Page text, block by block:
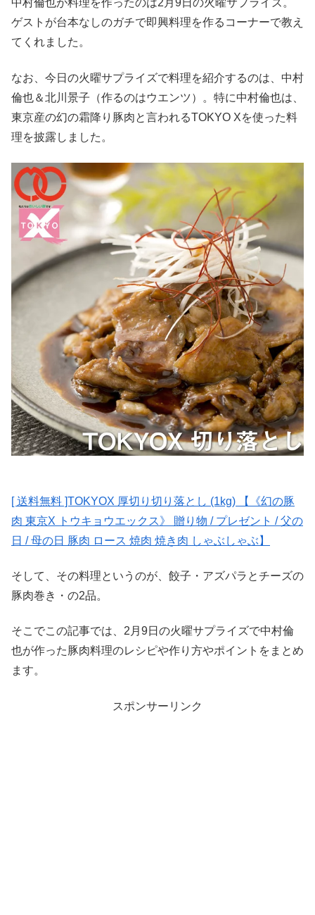
中村倫也が料理を作ったのは2月9日の火曜サプライズ。
ゲストが台本なしのガチで即興料理を作るコーナーで教え
てくれました。
なお、今日の火曜サプライズで料理を紹介するのは、中村
倫也＆北川景子（作るのはウエンツ）。特に中村倫也は、
東京産の幻の霜降り豚肉と言われるTOKYO Xを使った料
理を披露しました。
[ 送料無料 ]TOKYOX 厚切り切り落とし (1kg) 【《幻の豚
肉 東京X トウキョウエックス》 贈り物 / プレゼント / 父の
日 / 母の日 豚肉 ロース 焼肉 焼き肉 しゃぶしゃぶ】
そして、その料理というのが、餃子・アズパラとチーズの
豚肉巻き・の2品。
そこでこの記事では、2月9日の火曜サプライズで中村倫
也が作った豚肉料理のレシピや作り方やポイントをまとめ
ます。
スポンサーリンク